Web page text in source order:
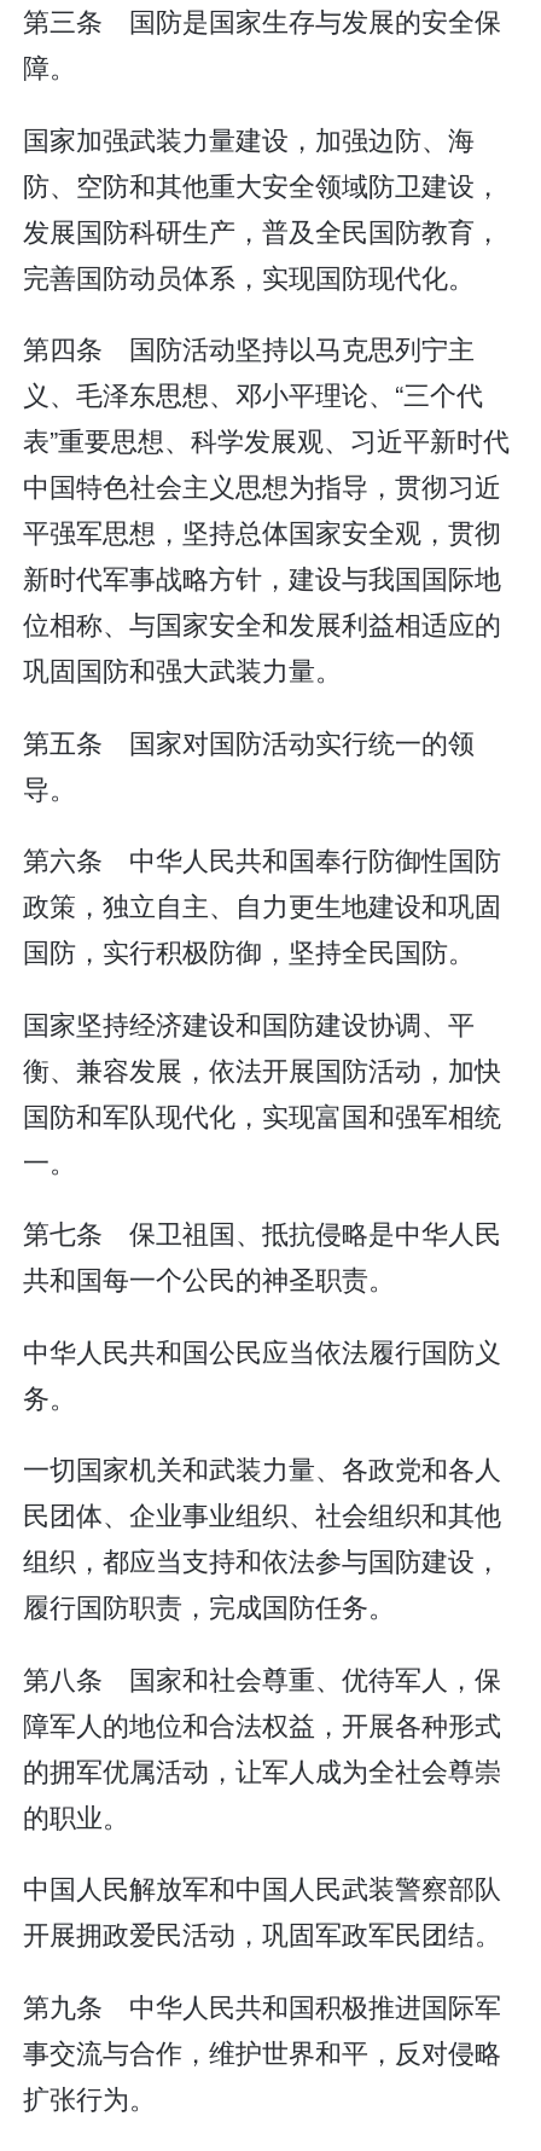
第三条 国防是国家生存与发展的安全保
障。
国家加强武装力量建设，加强边防、海
防、空防和其他重大安全领域防卫建设，
发展国防科研生产，普及全民国防教育，
完善国防动员体系，实现国防现代化。
第四条 国防活动坚持以马克思列宁主
义、毛泽东思想、邓小平理论、“三个代
表”重要思想、科学发展观、习近平新时代
中国特色社会主义思想为指导，贯彻习近
平强军思想，坚持总体国家安全观，贯彻
新时代军事战略方针，建设与我国国际地
位相称、与国家安全和发展利益相适应的
巩固国防和强大武装力量。
第五条 国家对国防活动实行统一的领
导。
第六条 中华人民共和国奉行防御性国防
政策，独立自主、自力更生地建设和巩固
国防，实行积极防御，坚持全民国防。
国家坚持经济建设和国防建设协调、平
衡、兼容发展，依法开展国防活动，加快
国防和军队现代化，实现富国和强军相统
一。
第七条 保卫祖国、抵抗侵略是中华人民
共和国每一个公民的神圣职责。
中华人民共和国公民应当依法履行国防义
务。
一切国家机关和武装力量、各政党和各人
民团体、企业事业组织、社会组织和其他
组织，都应当支持和依法参与国防建设，
履行国防职责，完成国防任务。
第八条 国家和社会尊重、优待军人，保
障军人的地位和合法权益，开展各种形式
的拥军优属活动，让军人成为全社会尊崇
的职业。
中国人民解放军和中国人民武装警察部队
开展拥政爱民活动，巩固军政军民团结。
第九条 中华人民共和国积极推进国际军
事交流与合作，维护世界和平，反对侵略
扩张行为。